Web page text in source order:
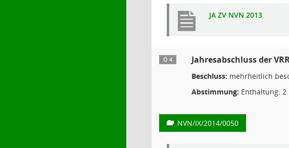
JA ZV NVN 2013
Ö 4 Jahresabschluss der
Beschluss: mehrheitlich
Abstimmung: Enthaltung: 2
NVN/IX/2014/0050